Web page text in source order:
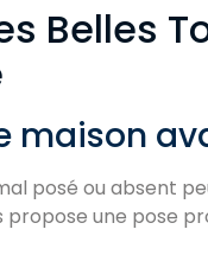
Belles
maison
posé ou absent
propose une pose